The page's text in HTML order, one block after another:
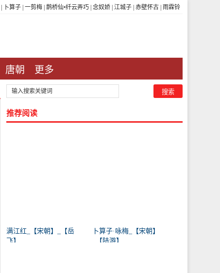
卜算子 一剪梅 鹊桥仙•纤云弄巧 念奴娇 江城子 赤壁怀古 雨霖铃
唐朝 更多
推荐阅读
满江红_【宋朝】_【岳
飞】
卜算子·咏梅_【宋朝】
_【陆游】